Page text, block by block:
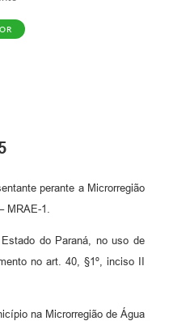
perante a Microrregião
MRAE-1.
do Paraná, no uso de
no art. 40, §1º, inciso II
na Microrregião de Água